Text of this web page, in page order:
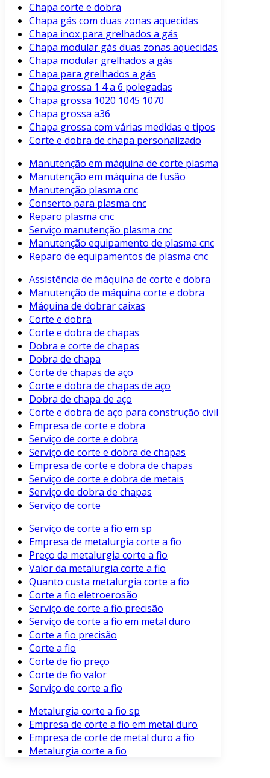
Chapa corte e dobra
Chapa gás com duas zonas aquecidas
Chapa inox para grelhados a gás
Chapa modular gás duas zonas aquecidas
Chapa modular grelhados a gás
Chapa para grelhados a gás
Chapa grossa 1 4 a 6 polegadas
Chapa grossa 1020 1045 1070
Chapa grossa a36
Chapa grossa com várias medidas e tipos
Corte e dobra de chapa personalizado
Manutenção em máquina de corte plasma
Manutenção em máquina de fusão
Manutenção plasma cnc
Conserto para plasma cnc
Reparo plasma cnc
Serviço manutenção plasma cnc
Manutenção equipamento de plasma cnc
Reparo de equipamentos de plasma cnc
Assistência de máquina de corte e dobra
Manutenção de máquina corte e dobra
Máquina de dobrar caixas
Corte e dobra
Corte e dobra de chapas
Dobra e corte de chapas
Dobra de chapa
Corte de chapas de aço
Corte e dobra de chapas de aço
Dobra de chapa de aço
Corte e dobra de aço para construção civil
Empresa de corte e dobra
Serviço de corte e dobra
Serviço de corte e dobra de chapas
Empresa de corte e dobra de chapas
Serviço de corte e dobra de metais
Serviço de dobra de chapas
Serviço de corte
Serviço de corte a fio em sp
Empresa de metalurgia corte a fio
Preço da metalurgia corte a fio
Valor da metalurgia corte a fio
Quanto custa metalurgia corte a fio
Corte a fio eletroerosão
Serviço de corte a fio precisão
Serviço de corte a fio em metal duro
Corte a fio precisão
Corte a fio
Corte de fio preço
Corte de fio valor
Serviço de corte a fio
Metalurgia corte a fio sp
Empresa de corte a fio em metal duro
Empresa de corte de metal duro a fio
Metalurgia corte a fio